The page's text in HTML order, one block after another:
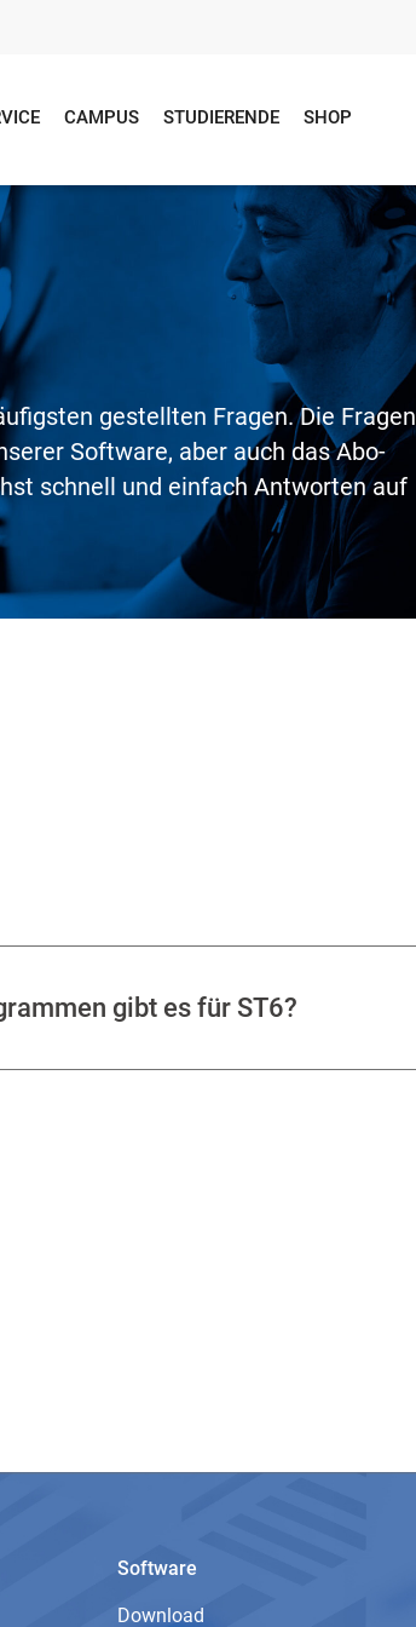
CAMPUS STUDIERENDE SHOP
gestellten Fragen. Die Fragen
Software, aber auch das Abo-
schnell und einfach Antworten auf
gibt es für ST6?
Software
Download